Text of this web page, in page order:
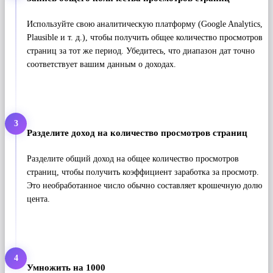
Используйте свою аналитическую платформу (Google Analytics,
Plausible и т. д.), чтобы получить общее количество просмотров
страниц за тот же период. Убедитесь, что диапазон дат точно
соответствует вашим данным о доходах.
3
Разделите доход на количество просмотров страниц
Разделите общий доход на общее количество просмотров
страниц, чтобы получить коэффициент заработка за просмотр.
Это необработанное число обычно составляет крошечную долю
цента.
4
Умножить на 1000